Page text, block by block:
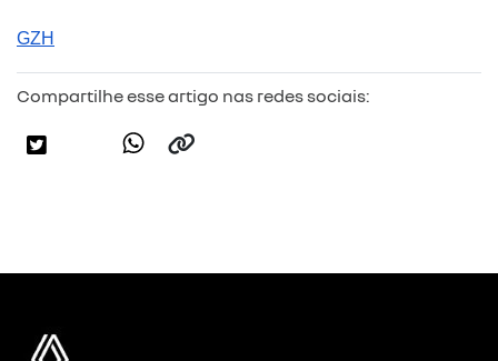
GZH
Compartilhe esse artigo nas redes sociais: